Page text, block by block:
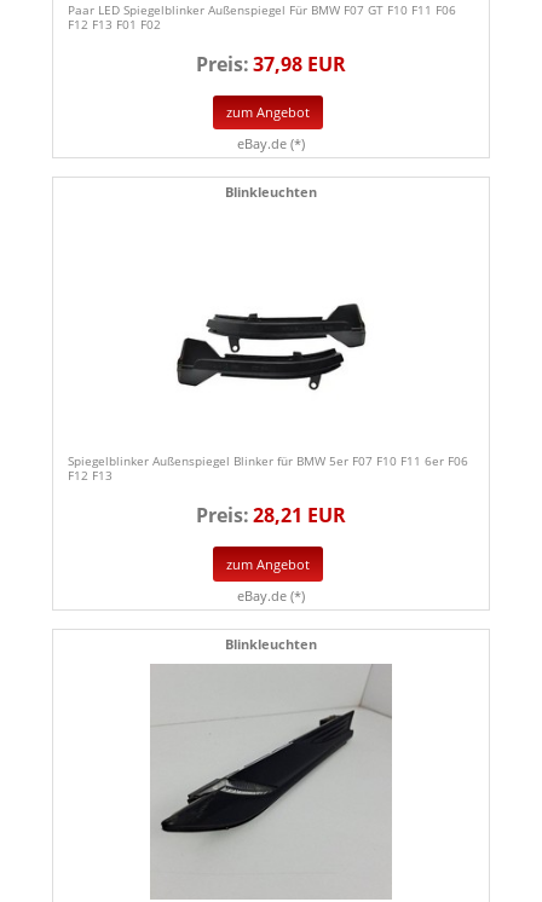
Paar LED Spiegelblinker Außenspiegel Für BMW F07 GT F10 F11 F06
F12 F13 F01 F02
Preis:37,98 EUR
zum Angebot
eBay.de (*)
Blinkleuchten
Spiegelblinker Außenspiegel Blinker für BMW 5er F07 F10 F11 6er F06
F12 F13
Preis:28,21 EUR
zum Angebot
eBay.de (*)
Blinkleuchten